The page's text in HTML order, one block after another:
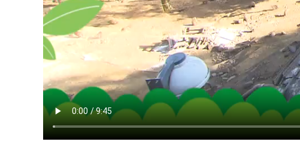
※マイページへのログインには、MyID
※MyIDとは、CCNet Web TVを含む
IDはお客様が使っているメールアド
（GmailやYahooなどのフリーメールア
※マイページへのログイン・MyIDの新
※CCNetアプリをご利用中の方は引き
＜メンテナンス情報＞
CCNetWebTVのリニューアルにともな